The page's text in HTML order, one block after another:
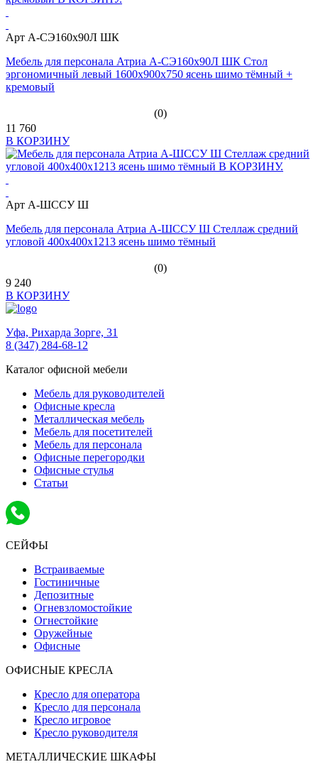
Арт А-СЭ160х90Л ШК
Мебель для персонала Атриа А-СЭ160х90Л ШК Стол
эргономичный левый 1600х900х750 ясень шимо тёмный +
кремовый
(0)
11 760
В КОРЗИНУ
Арт А-ШССУ Ш
Мебель для персонала Атриа А-ШССУ Ш Стеллаж средний
угловой 400х400х1213 ясень шимо тёмный
(0)
9 240
В КОРЗИНУ
Уфа, Рихарда Зорге, 31
8 (347) 284-68-12
Каталог офисной мебели
Мебель для руководителей
Офисные кресла
Металлическая мебель
Мебель для посетителей
Мебель для персонала
Офисные перегородки
Офисные стулья
Статьи
СЕЙФЫ
Встраиваемые
Гостиничные
Депозитные
Огневзломостойкие
Огнестойкие
Оружейные
Офисные
ОФИСНЫЕ КРЕСЛА
Кресло для оператора
Кресло для персонала
Кресло игровое
Кресло руководителя
МЕТАЛЛИЧЕСКИЕ ШКАФЫ